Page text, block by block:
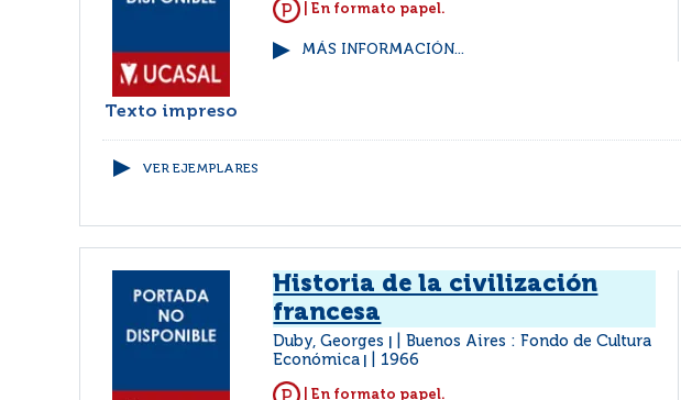
Texto impreso
| En formato papel.
MÁS INFORMACIÓN...
VER EJEMPLARES
Historia de la civilización
francesa
Duby, Georges
Buenos Aires : Fondo de Cultura
Económica
1966
| En formato papel.